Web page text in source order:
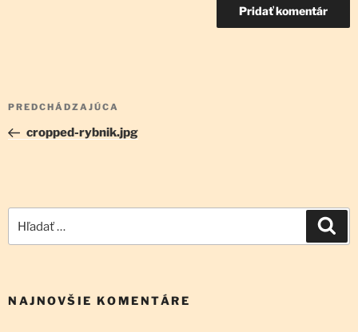
Navigácia
článku
Predchádzajúci
článok
PREDCHÁDZAJÚCA
cropped-rybnik.jpg
NAJNOVŠIE KOMENTÁRE